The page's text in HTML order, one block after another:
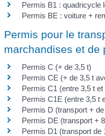
Permis B1 : quadricycle
Permis BE : voiture +
Permis pour le
marchandises et de
Permis C (+ de 3,5 t)
Permis CE (+ de 3,5 t
Permis C1 (entre 3,5 t et
Permis C1E (entre 3,5 t
Permis D (transport +
Permis DE (transport +
Permis D1 (transport